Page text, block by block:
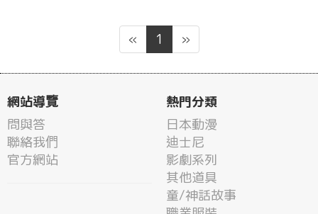
« 1 »
網站導覽
問與答
聯絡我們
官方網站
熱門分類
日本動漫
迪士尼
影劇系列
其他道具
童/神話故事